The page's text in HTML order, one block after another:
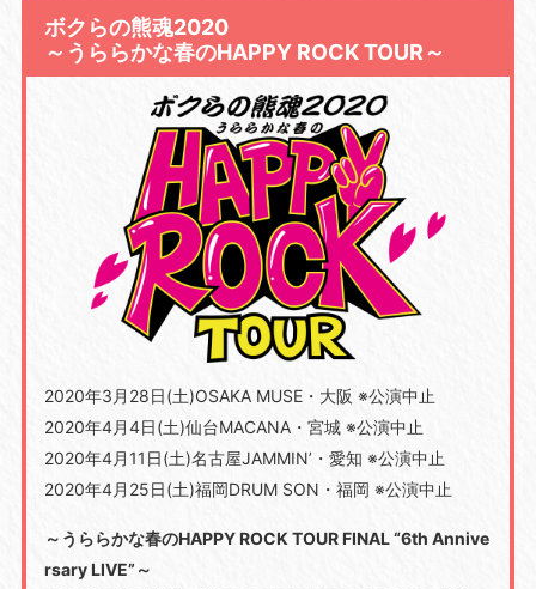
ボクらの熊魂2020
～うららかな春のHAPPY ROCK TOUR～
2020年3月28日(土)OSAKA MUSE・大阪 ※公演中止
2020年4月4日(土)仙台MACANA・宮城 ※公演中止
2020年4月11日(土)名古屋JAMMIN’・愛知 ※公演中止
2020年4月25日(土)福岡DRUM SON・福岡 ※公演中止
～うららかな春のHAPPY ROCK TOUR FINAL “6th Annive
rsary LIVE”～